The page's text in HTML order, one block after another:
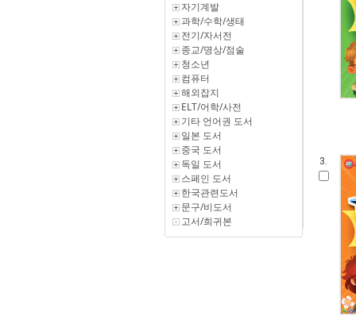
자기계발
과학/수학/생태
전기/자서전
종교/명상/점술
청소년
컴퓨터
해외잡지
ELT/어학/사전
기타 언어권 도서
일본 도서
중국 도서
독일 도서
스페인 도서
한국관련도서
문구/비도서
고서/희귀본
3.